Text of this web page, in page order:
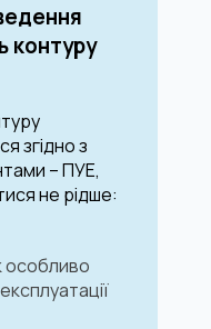
контуру
згідно з
– ПУЕ,
не рідше:
особливо